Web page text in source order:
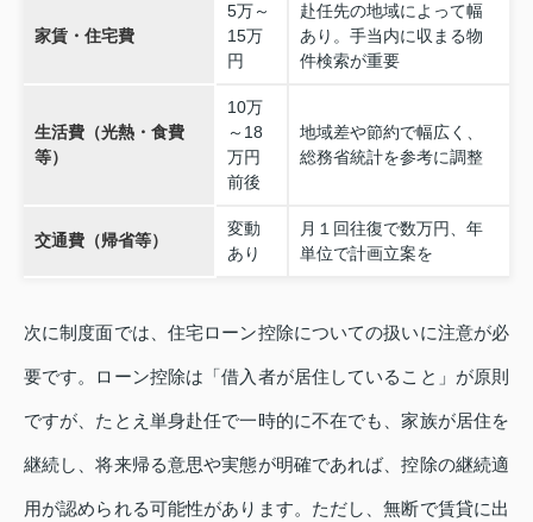
家賃・住宅費
5万～
15万
円
赴任先の地域によって幅
あり。手当内に収まる物
件検索が重要
生活費（光熱・食費
等）
10万
～18
万円
前後
地域差や節約で幅広く、
総務省統計を参考に調整
交通費（帰省等）
変動
あり
月１回往復で数万円、年
単位で計画立案を
次に制度面では、住宅ローン控除についての扱いに注意が必
要です。ローン控除は「借入者が居住していること」が原則
ですが、たとえ単身赴任で一時的に不在でも、家族が居住を
継続し、将来帰る意思や実態が明確であれば、控除の継続適
用が認められる可能性があります。ただし、無断で賃貸に出